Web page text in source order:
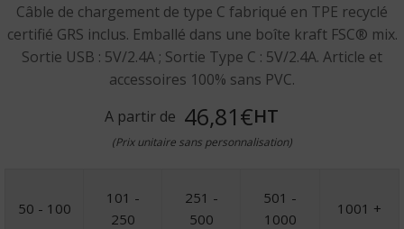
Câble de chargement de type C fabriqué en TPE recyclé
certifié GRS inclus. Emballé dans une boîte kraft FSC® mix.
Sortie USB : 5V/2.4A ; Sortie Type C : 5V/2.4A. Article et
accessoires 100% sans PVC.
A partir de 46,81€HT
(Prix unitaire sans personnalisation)
50 - 100
101 -
250
251 -
500
501 -
1000
1001 +